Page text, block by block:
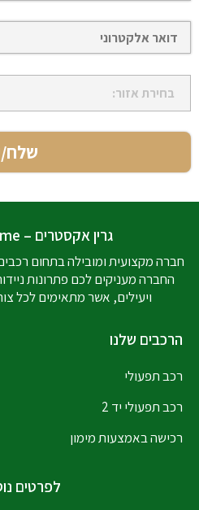
גרין אקסטרים – Green Extreme
חברה מקצועית ומובילה בתחום רכבים
החברה מעניקים לכם פתרונות
ויעילים, אשר מתאימים לכל
הרכבים שלנו
רכב תפעולי
רכב תפעולי יד 2
רכישה באמצעות מימון
לפרטים